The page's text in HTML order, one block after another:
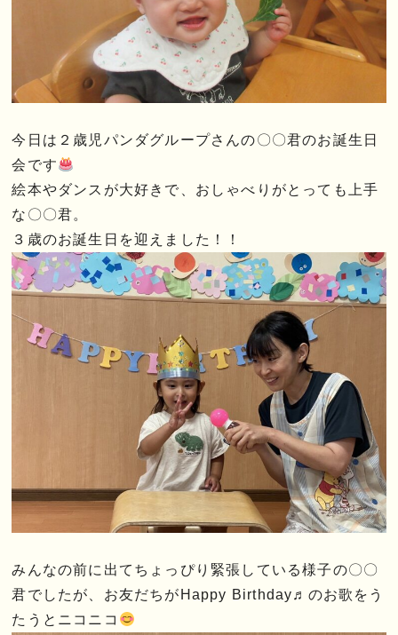
今日は２歳児パンダグループさんの〇〇君のお誕生日
会です
絵本やダンスが大好きで、おしゃべりがとっても上手
な〇〇君。
３歳のお誕生日を迎えました！！
みんなの前に出てちょっぴり緊張している様子の〇〇
君でしたが、お友だちがHappy Birthday♬のお歌をう
たうとニコニコ